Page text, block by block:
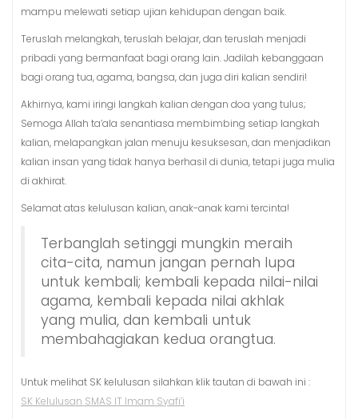
mampu melewati setiap ujian kehidupan dengan baik.
Teruslah melangkah, teruslah belajar, dan teruslah menjadi
pribadi yang bermanfaat bagi orang lain. Jadilah kebanggaan
bagi orang tua, agama, bangsa, dan juga diri kalian sendiri!
Akhirnya, kami iringi langkah kalian dengan doa yang tulus;
Semoga Allah ta’ala senantiasa membimbing setiap langkah
kalian, melapangkan jalan menuju kesuksesan, dan menjadikan
kalian insan yang tidak hanya berhasil di dunia, tetapi juga mulia
di akhirat.
Selamat atas kelulusan kalian, anak-anak kami tercinta!
Terbanglah setinggi mungkin meraih
cita-cita, namun jangan pernah lupa
untuk kembali; kembali kepada nilai-nilai
agama, kembali kepada nilai akhlak
yang mulia, dan kembali untuk
membahagiakan kedua orangtua.
Untuk melihat SK kelulusan silahkan klik tautan di bawah ini :
SK Kelulusan SMAS IT Imam Syafi’i